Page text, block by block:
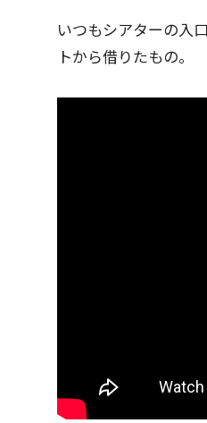
いつもシアターの入
トから借りたもの。